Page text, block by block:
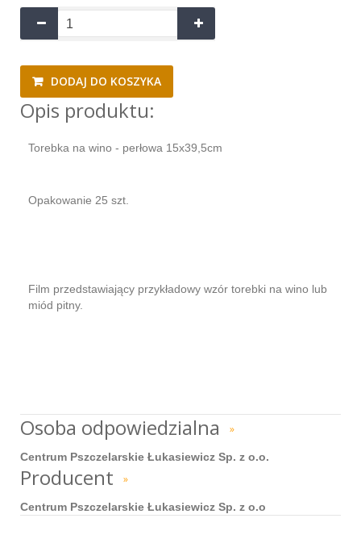
DODAJ DO KOSZYKA
Opis produktu:
Torebka na wino - perłowa 15x39,5cm
Opakowanie 25 szt.
Film przedstawiający przykładowy wzór torebki na wino lub
miód pitny.
Osoba odpowiedzialna »
Centrum Pszczelarskie Łukasiewicz Sp. z o.o.
Producent »
Centrum Pszczelarskie Łukasiewicz Sp. z o.o